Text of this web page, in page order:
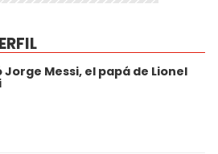
Jorge Messi, el papá de Lionel